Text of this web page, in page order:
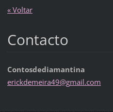
« Voltar
Contacto
Contosdediamantina
erickdemeira49@gmail.com